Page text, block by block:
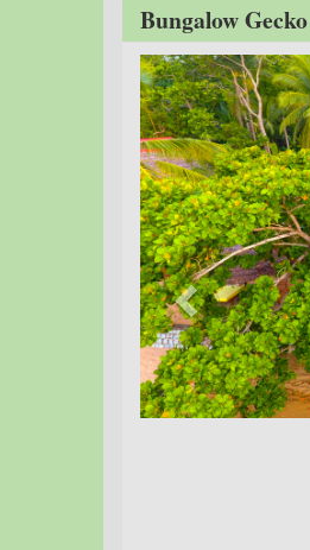
Bungalow Gecko
Previous